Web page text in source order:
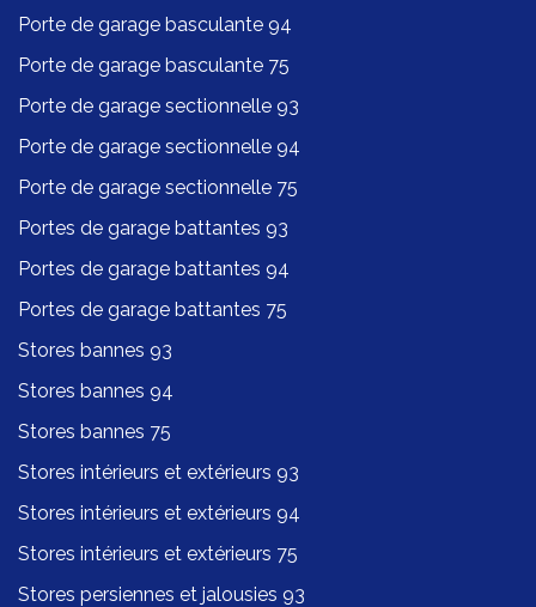
Porte de garage basculante 94
Porte de garage basculante 75
Porte de garage sectionnelle 93
Porte de garage sectionnelle 94
Porte de garage sectionnelle 75
Portes de garage battantes 93
Portes de garage battantes 94
Portes de garage battantes 75
Stores bannes 93
Stores bannes 94
Stores bannes 75
Stores intérieurs et extérieurs 93
Stores intérieurs et extérieurs 94
Stores intérieurs et extérieurs 75
Stores persiennes et jalousies 93